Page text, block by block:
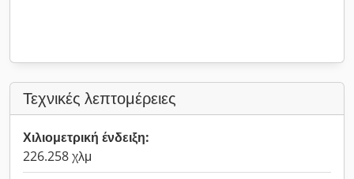
Τεχνικές λεπτομέρειες
Χιλιομετρική ένδειξη:
226.258 χλμ